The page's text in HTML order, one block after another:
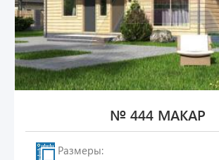
№ 444 МАКАР
Размеры: